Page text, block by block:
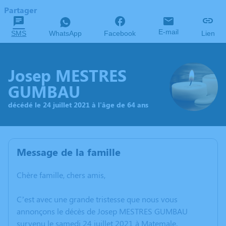
Partager
SMS WhatsApp Facebook E-mail Lien
Josep MESTRES
GUMBAU
décédé le 24 juillet 2021 à l'âge de 64 ans
Message de la famille
Chère famille, chers amis,
C’est avec une grande tristesse que nous vous
annonçons le décès de Josep MESTRES GUMBAU
survenu le samedi 24 juillet 2021 à Matemale.